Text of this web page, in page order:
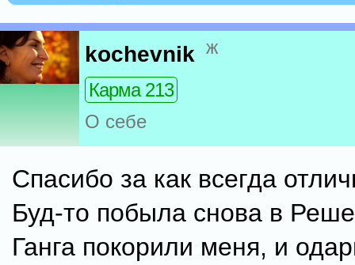
kochevnik ж
Карма 213
О себе
Спасибо за как всегда
Буд-то побыла снова в
Ганга покорили меня, и